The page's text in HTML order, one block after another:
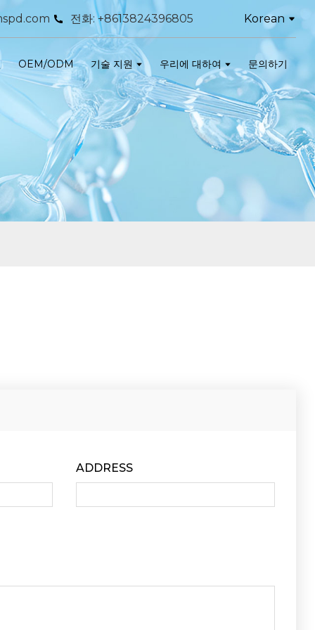
전화: +8613824396805 Korean
OEM/ODM 기술 지원 우리에 대하여 문의하기
ADDRESS